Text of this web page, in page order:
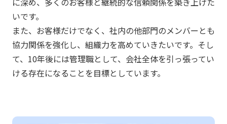
いです。
また、お客様だけでなく、社内の他部門のメンバーとも
協力関係を強化し、組織力を高めていきたいです。そし
て、10年後には管理職として、会社全体を引っ張ってい
ける存在になることを目標としています。